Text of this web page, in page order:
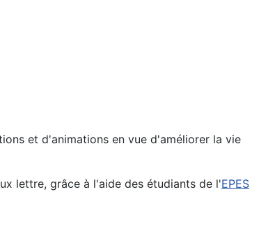
et d'animations en vue d'améliorer la vie
lettre, grâce à l'aide des étudiants de l'EPES